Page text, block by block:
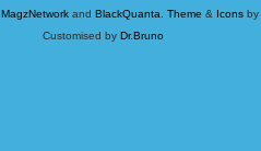
MagzNetworkand BlackQuanta Theme & Iconsby
Customised by Dr.Bruno